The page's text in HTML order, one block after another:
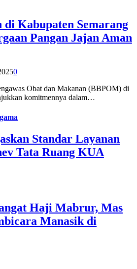
Kabupaten Semarang
Pangan Jajan Aman
0
Obat dan Makanan (BBPOM) di
komitmennya dalam…
Standar Layanan
Tata Ruang KUA
Haji Mabrur, Mas
Manasik di